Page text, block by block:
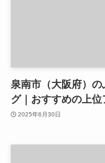
泉南市（大阪府）
グ｜おすすめの上位
2025年6月30日